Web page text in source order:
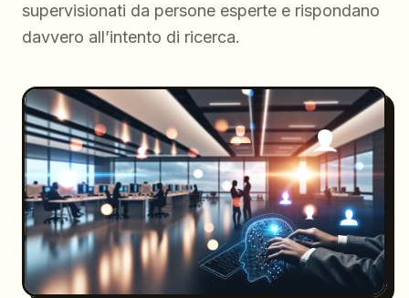
supervisionati da persone esperte e rispondano
davvero all’intento di ricerca.